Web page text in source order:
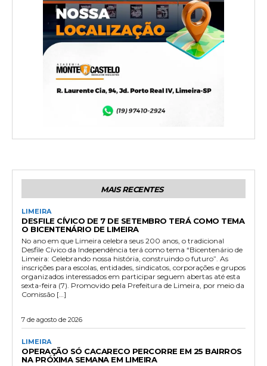
MAIS RECENTES
LIMEIRA
DESFILE CÍVICO DE 7 DE SETEMBRO TERÁ COMO TEMA
O BICENTENÁRIO DE LIMEIRA
No ano em que Limeira celebra seus 200 anos, o tradicional
Desfile Cívico da Independência terá como tema “Bicentenário de
Limeira: Celebrando nossa história, construindo o futuro”. As
inscrições para escolas, entidades, sindicatos, corporações e grupos
organizados interessados em participar seguem abertas até esta
sexta-feira (7). Promovido pela Prefeitura de Limeira, por meio da
Comissão […]
7 de agosto de 2026
LIMEIRA
OPERAÇÃO SÓ CACARECO PERCORRE EM 25 BAIRROS
NA PRÓXIMA SEMANA EM LIMEIRA